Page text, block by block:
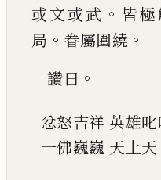
或文或武 。 皆
局 。 眷屬圍繞 。
讚曰 。
忿怒吉祥 英雄
一佛巍巍 天上天